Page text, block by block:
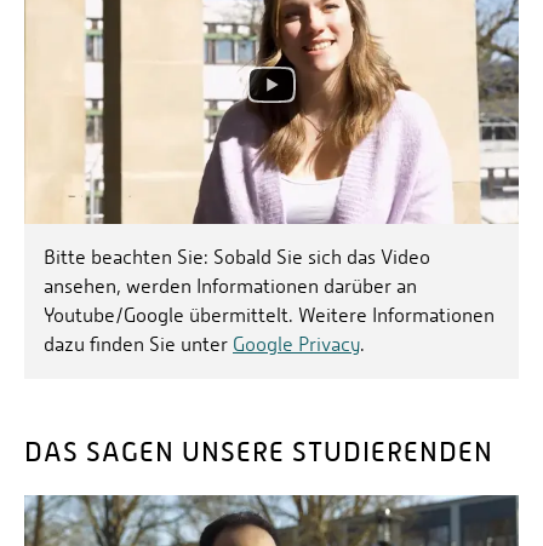
Bitte beachten Sie: Sobald Sie sich das Video
ansehen, werden Informationen darüber an
Youtube/Google übermittelt. Weitere Informationen
dazu finden Sie unter Google Privacy.
DAS SAGEN UNSERE STUDIERENDEN